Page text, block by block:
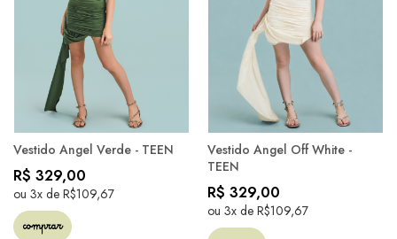
Vestido Angel Verde - TEEN
R$ 329,00
ou 3x de R$109,67
comprar
Vestido Angel Off White -
TEEN
R$ 329,00
ou 3x de R$109,67